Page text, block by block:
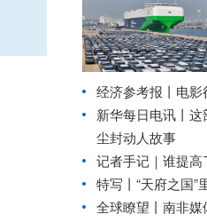
经济参考报丨 电影
新华每日电讯丨 这
尘封动人故事
记者手记｜谁提高
特写丨“天府之国”
全球瞭望丨南非媒